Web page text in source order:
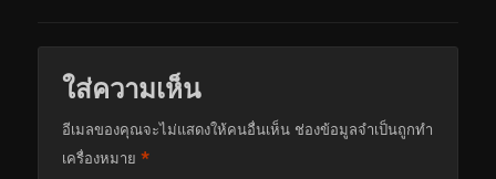
ใส่ความเห็น
อีเมลของคุณจะไม่แสดงให้คนอื่นเห็น ช่องข้อมูลจำเป็นถูกทำ
เครื่องหมาย*